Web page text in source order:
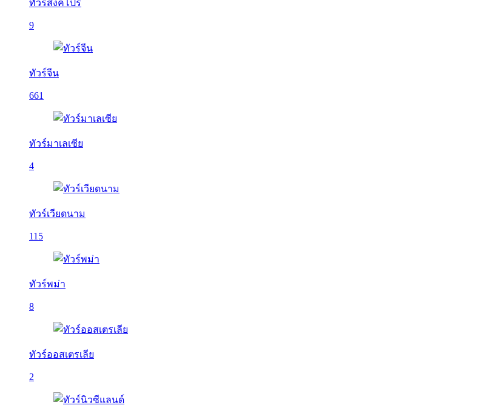
ทัวร์สิงคโปร์
9
ทัวร์จีน
661
ทัวร์มาเลเซีย
4
ทัวร์เวียดนาม
115
ทัวร์พม่า
8
ทัวร์ออสเตรเลีย
2